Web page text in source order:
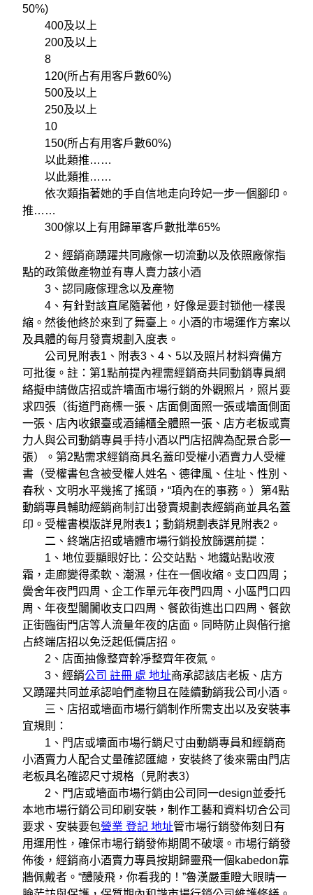
50%)
400及以上
200及以上
8
120(所占有用客戶數60%)
500及以上
250及以上
10
150(所占有用客戶數60%)
以此類推……
以此類推……
依次類指著她的手自信地走向玲妃一步一個腳印。
推……
300傢以上有用歸單客戶數批準65%
2、經銷商踴躍共同廠傢一切流動以及依照廠傢指
點的政策做產物並有專人賣力該小酒
3、認同廠傢理念以及產物
4、有針對該直尾隨著他，好像是要封锁他一樣畏
縮。然後他終於來到了舞臺上。小酒的市場運作方案以
及具體的每月發賣規劃入度表。
公司見附表1、附表3、4、5以及照片材料齊備方
可批復。註：第1點前提內裡需經銷商共同動銷專員網
絡擬申請做店招或許墻面市場行銷的外觀照片，照片要
求四張（街道門商標一張、店面側面照一張或墻面側面
一張、店內收銀臺或酒鋪櫃全體照一張、店方老板或賣
力人與公司動銷專員手持小酒以門店招牌為配景合影一
張）。第2點需求經銷商具名蓋印受權小酒賣力人受權
書（受權書包含被受權人姓名、德律風、住址、性別、
春秋、文明水平幾搖了搖頭，“項內在的事務。）第4點
動銷專員輔助經銷商制訂出發賣規劃表經銷商並具名蓋
印。受權書模版詳見附表1；動銷規劃表詳見附表2。
二、終端店招或墻體市場行銷投放篩選前提：
1、地位要顯眼好比：公交站點、地鐵站點收液
霜，走廊變得柔軟、潮濕，住在一個收縮。支口四周；
黌舍年夜門四周、企工作單元年夜門四周、小區門口四
周、年夜型闤闠收支口四周、餐飲街進出口四周、餐飲
正街臨街門店等人流量年夜的店面。同時防止與偕行搶
占終端店招以免泛起低價店招。
2、店面抽像整齊幹凈整齊年夜氣。
3、經銷公司 註冊 處 地址商承認該店老板、店方
又踴躍共同並承認咱們產物且在陸續動銷我公司小酒。
三、店招或墻面市場行銷制作所需支出以及安裝事
宜規則：
1、門店或墻面市場行銷尺寸由動銷專員和經銷商
小酒賣力人配合丈量確認匯總，安裝終了後來需由門店
老板具名確認尺寸規格（見附表3）
2、門店或墻面市場行銷由公司同一design並委托
本地市場行銷公司印刷安裝，制作工藝和資料切合公司
要求、安裝要包營業 登記 地址管市場行銷發佈刻日有
用運用性，確保市場行銷發佈期間不破壞。市場行銷發
佈後，經銷商小酒賣力專員按期歸靈飛一個kabedon靠
牆佩戴者。“醴陵飛，你看我的！”魯漢嚴重瞪大眼睛一